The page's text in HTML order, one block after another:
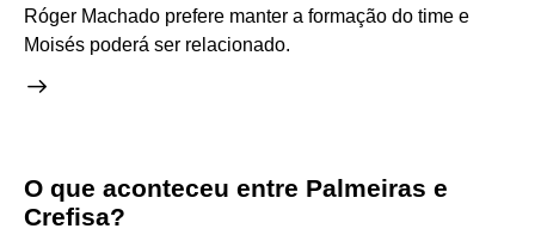
Róger Machado prefere manter a formação do time e
Moisés poderá ser relacionado.
O que aconteceu entre Palmeiras e
Crefisa?